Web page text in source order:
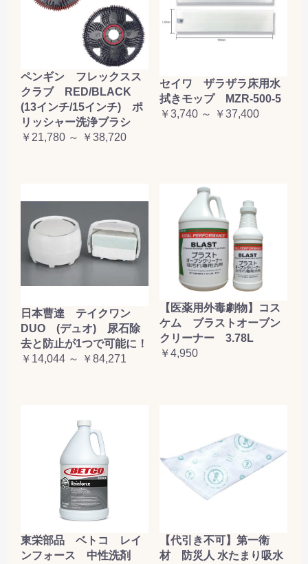
ペンギン フレックスス
クラブ RED/BLACK
(13インチ/15インチ) ポ
リッシャー洗浄ブラシ
￥21,780 ～ ￥38,720
セイワ ザラザラ床用水
拭きモップ MZR-500-5
￥3,740 ～ ￥37,400
日本曹達 テイクワン
DUO (デュオ) 尿石除
去と防止が1つで可能に！
￥14,044 ～ ￥84,271
【医薬用外毒劇物】コス
ケム ブラストオーブン
クリーナー 3.78L
￥4,950
東栄部品 ベトコ レイ
ンフォース 中性洗剤
【代引き不可】第一衛
材 防災人 水たまり吸水